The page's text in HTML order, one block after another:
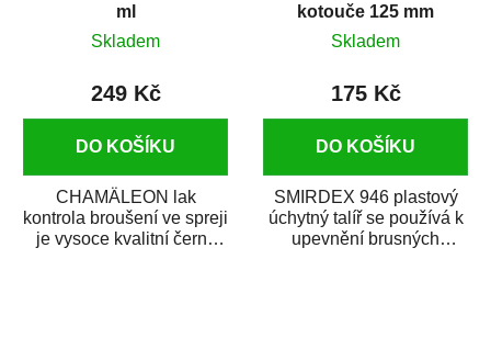
ml
Skladem
249 Kč
DO KOŠÍKU
CHAMÄLEON lak
kontrola broušení ve spreji
je vysoce kvalitní černý
kotouče 125 mm
Skladem
175 Kč
DO KOŠÍKU
SMIRDEX 946 plastový
úchytný talíř se používá k
upevnění brusných